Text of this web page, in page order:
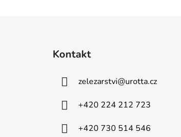
Kontakt
zelezarstvi@urotta.cz
+420 224 212 723
+420 730 514 546